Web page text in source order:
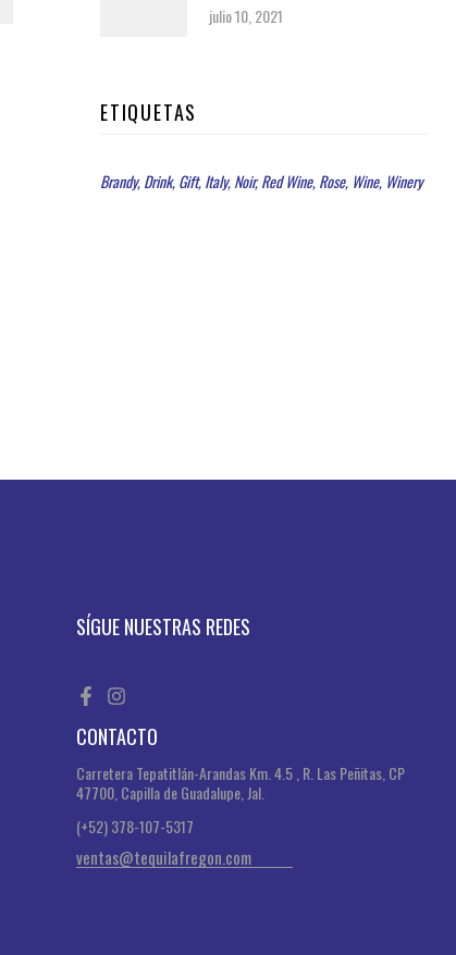
julio 10, 2021
ETIQUETAS
Brandy Drink Gift Italy Noir Red Wine Rose Wine Winery
SÍGUE NUESTRAS REDES
CONTACTO
Carretera Tepatitlán-Arandas Km. 4.5 , R. Las Peñitas, CP
47700, Capilla de Guadalupe, Jal.
(+52) 378-107-5317
ventas@tequilafregon.com